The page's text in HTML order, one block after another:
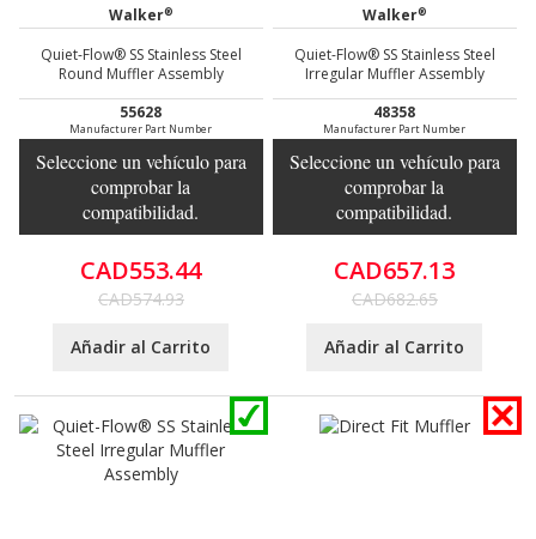
Walker®
Quiet-Flow® SS Stainless Steel
Round Muffler Assembly
55628
Manufacturer Part Number
Seleccione un vehículo para
comprobar la
compatibilidad.
CAD553.44
CAD574.93
Añadir al Carrito
Walker®
Quiet-Flow® SS Stainless Steel
Irregular Muffler Assembly
48358
Manufacturer Part Number
Seleccione un vehículo para
comprobar la
compatibilidad.
CAD657.13
CAD682.65
Añadir al Carrito